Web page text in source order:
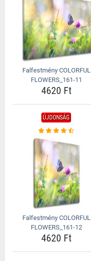
Falfestmény COLORFUL
FLOWERS_161-11
4620 Ft
ÚJDONSÁG
Falfestmény COLORFUL
FLOWERS_161-12
4620 Ft